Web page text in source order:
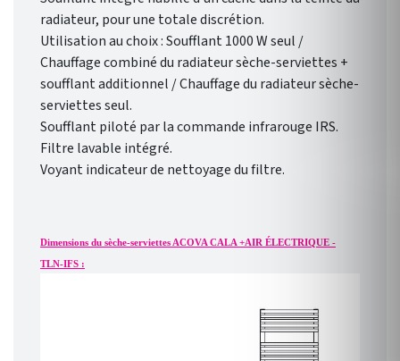
radiateur, pour une totale discrétion.
Utilisation au choix : Soufflant 1000 W seul /
Chauffage combiné du radiateur sèche-serviettes +
soufflant additionnel / Chauffage du radiateur sèche-
serviettes seul.
Soufflant piloté par la commande infrarouge IRS.
Filtre lavable intégré.
Voyant indicateur de nettoyage du filtre.
Dimensions du sèche-serviettes ACOVA CALA +AIR ÉLECTRIQUE -
TLN-IFS :